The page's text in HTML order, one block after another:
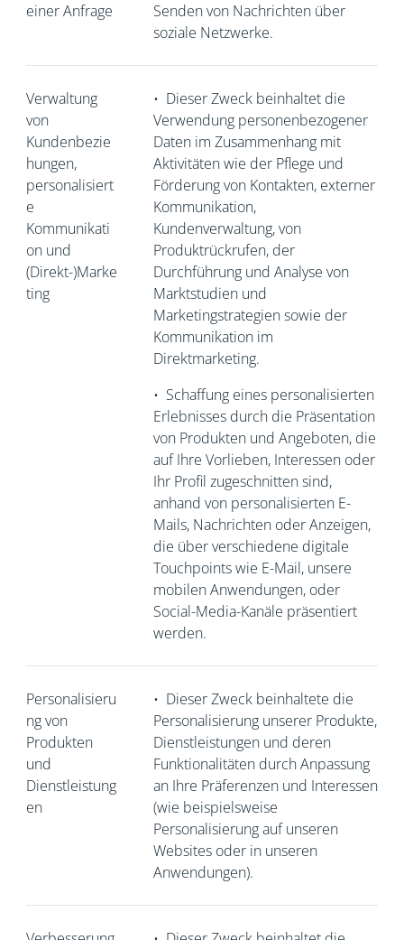
einer Anfrage
Senden von Nachrichten über
soziale Netzwerke.
Verwaltung
von
Kundenbezie
hungen,
personalisiert
e
Kommunikati
on und
(Direkt-)Marke
ting
• Dieser Zweck beinhaltet die
Verwendung personenbezogener
Daten im Zusammenhang mit
Aktivitäten wie der Pflege und
Förderung von Kontakten, externer
Kommunikation,
Kundenverwaltung, von
Produktrückrufen, der
Durchführung und Analyse von
Marktstudien und
Marketingstrategien sowie der
Kommunikation im
Direktmarketing.
• Schaffung eines personalisierten
Erlebnisses durch die Präsentation
von Produkten und Angeboten, die
auf Ihre Vorlieben, Interessen oder
Ihr Profil zugeschnitten sind,
anhand von personalisierten E-
Mails, Nachrichten oder Anzeigen,
die über verschiedene digitale
Touchpoints wie E-Mail, unsere
mobilen Anwendungen, oder
Social-Media-Kanäle präsentiert
werden.
Personalisieru
ng von
Produkten
und
Dienstleistung
en
• Dieser Zweck beinhaltete die
Personalisierung unserer Produkte,
Dienstleistungen und deren
Funktionalitäten durch Anpassung
an Ihre Präferenzen und Interessen
(wie beispielsweise
Personalisierung auf unseren
Websites oder in unseren
Anwendungen).